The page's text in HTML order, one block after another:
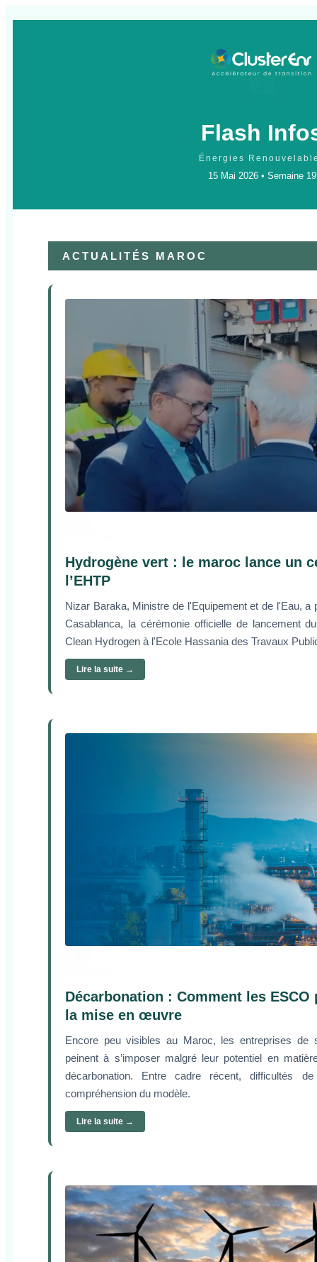
Flash
Énergies
15 Mai 2026 • Semaine 19
ACTUALITÉS MAROC
Hydrogène vert : le maroc lance un
l’EHTP
Nizar Baraka, Ministre de l'Equipement et de l'Eau, a
Casablanca, la cérémonie officielle de lancement
Clean Hydrogen à l'Ecole Hassania des Travaux
Lire la suite →
Décarbonation : Comment les
la mise en œuvre
Encore peu visibles au Maroc, les entreprises de
peinent à s’imposer malgré leur potentiel en
décarbonation. Entre cadre récent, difficultés
compréhension du modèle.
Lire la suite →